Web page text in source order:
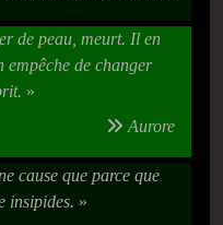
de peau, meurt. Il en
empêche de changer
»
Aurore
cause que parce que
insipides. »